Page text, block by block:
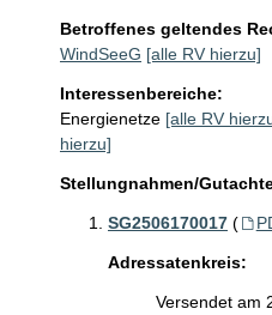
Betroffenes geltendes
WindSeeG [alle RV hierzu]
Interessenbereiche:
Energienetze [alle RV
hierzu]
Stellungnahmen/
SG2506170017 (
Adressatenkreis:
Versendet am